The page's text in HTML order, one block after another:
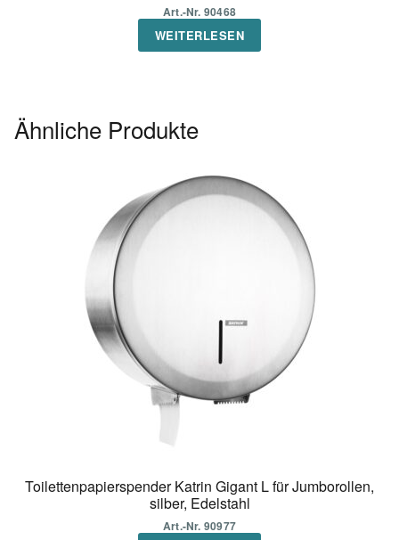
Art.-Nr. 90468
WEITERLESEN
Ähnliche Produkte
Toilettenpapierspender Katrin Gigant L für Jumborollen,
silber, Edelstahl
Art.-Nr. 90977